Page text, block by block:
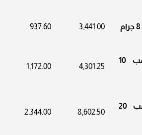
3,441.00
937.60
سعر سبيكه الذهب 10
4,301.25
1,172.00
سعر سبيكه الذهب 20
8,602.50
2,344.00